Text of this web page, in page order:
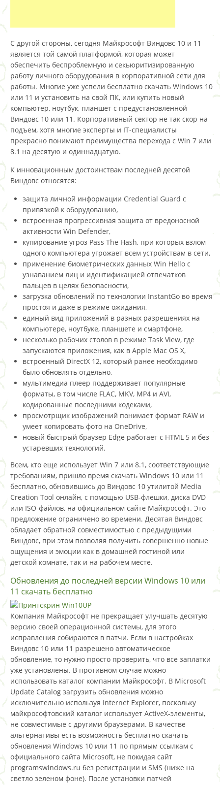
С другой стороны, сегодня Майкрософт Виндовс 10 и 11
является той самой платформой, которая может
обеспечить беспроблемную и секьюритизированную
работу личного оборудования в корпоративной сети для
работы. Многие уже успели бесплатно скачать Windows 10
или 11 и установить на свой ПК, или купить новый
компьютер, ноутбук, планшет с предустановленной
Виндовс 10 или 11. Корпоративный сектор не так скор на
подъем, хотя многие эксперты и IT-специалисты
прекрасно понимают преимущества перехода с Win 7 или
8.1 на десятую и одиннадцатую.
К инновационным достоинствам последней десятой
Виндовс относятся:
защита личной информации Credential Guard с
привязкой к оборудованию,
встроенная прогрессивная защита от вредоносной
активности Win Defender,
купирование угроз Pass The Hash, при которых взлом
одного компьютера угрожает всем устройствам в сети,
применение биометрических данных Win Hello с
узнаванием лиц и идентификацией отпечатков
пальцев в целях безопасности,
загрузка обновлений по технологии InstantGo во время
простоя и даже в режиме ожидания,
единый вид приложений в разных разрешениях на
компьютере, ноутбуке, планшете и смартфоне,
несколько рабочих столов в режиме Task View, где
запускаются приложения, как в Apple Mac OS X,
встроенный DirectX 12, который ранее необходимо
было обновлять отдельно,
мультимедиа плеер поддерживает популярные
форматы, в том числе FLAC, MKV, MP4 и AVI,
кодированные последними кодеками,
просмотрщик изображений понимает формат RAW и
умеет копировать фото на OneDrive,
новый быстрый браузер Edge работает с HTML 5 и без
устаревших технологий.
Всем, кто еще использует Win 7 или 8.1, соответствующие
требованиям, пришло время скачать Windows 10 или 11
бесплатно, обновившись до Виндовс 10 утилитой Media
Creation Tool онлайн, с помощью USB-флешки, диска DVD
или ISO-файлов, на официальном сайте Майкрософт. Это
предложение ограничено во времени. Десятая Виндовс
обладает обратной совместимостью с предыдущими
Виндовс, при этом позволяя получить совершенно новые
ощущения и эмоции как в домашней гостиной или
детской комнате, так и на рабочем месте.
Обновления до последней версии Windows 10 или
11 скачать бесплатно
Компания Майкрософт не прекращает улучшать десятую
версию своей операционной системы, для этого
исправления собираются в патчи. Если в настройках
Виндовс 10 или 11 разрешено автоматическое
обновление, то нужно просто проверить, что все заплатки
уже установлены. В противном случае можно
использовать каталог компании Майкрософт. В Microsoft
Update Catalog загрузить обновления можно
исключительно используя Internet Explorer, поскольку
майкрософтовский каталог использует ActiveX-элементы,
не совместимые с другими браузерами. В качестве
альтернативы есть возможность бесплатно скачать
обновления Windows 10 или 11 по прямым ссылкам с
официального сайта Microsoft, не покидая сайт
programswindows.ru без регистрации и SMS (ниже на
светло зеленом фоне). После установки патчей